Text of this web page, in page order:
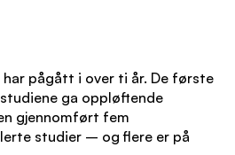
har pågått i over ti år. De første
ga oppløftende
gjennomført fem
studier – og flere er på